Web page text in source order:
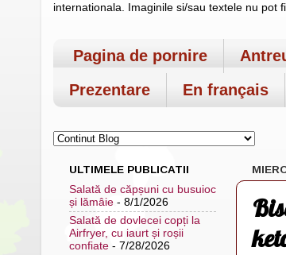
internationala. Imaginile si/sau textele nu pot
Pagina de pornire
Prezentare
En français
ULTIMELE PUBLICATII
Salată de căpșuni cu busuioc
și lămâie - 8/1/2026
Salată de dovlecei copți la
Airfryer, cu iaurt și roșii
confiate - 7/28/2026